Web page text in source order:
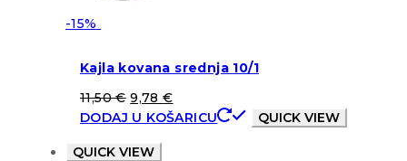
-15%
Kajla kovana srednja 10/1
11,50€ 9,78€
DODAJ U KOŠARICU
QUICK VIEW
QUICK VIEW